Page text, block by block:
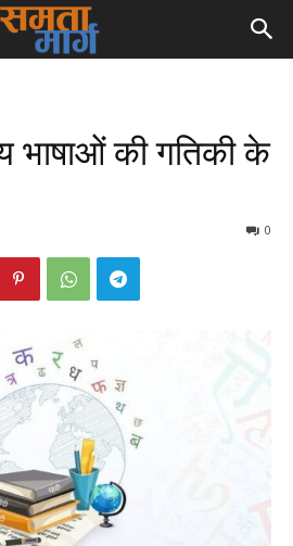
भाषाओं की गतिकी के
0